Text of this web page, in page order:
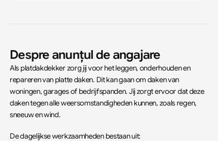
Despre anunțul de angajare
Als platdakdekker zorg jij voor het leggen, onderhouden en
repareren van platte daken. Dit kan gaan om daken van
woningen, garages of bedrijfspanden. Jij zorgt ervoor dat deze
daken tegen alle weersomstandigheden kunnen, zoals regen,
sneeuw en wind.
De dagelijkse werkzaamheden bestaan uit: